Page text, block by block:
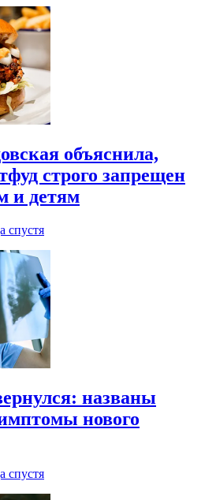
объяснила,
строго запрещен
и детям
спустя
названы
нового
спустя